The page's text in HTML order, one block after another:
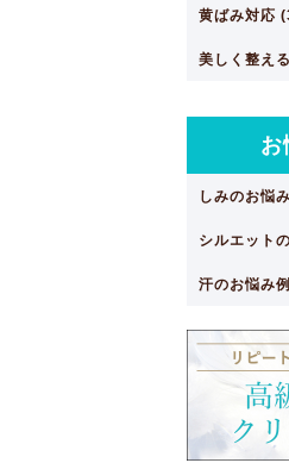
黄ばみ対応
美しく整え
お
しみのお悩
シルエット
汗のお悩み